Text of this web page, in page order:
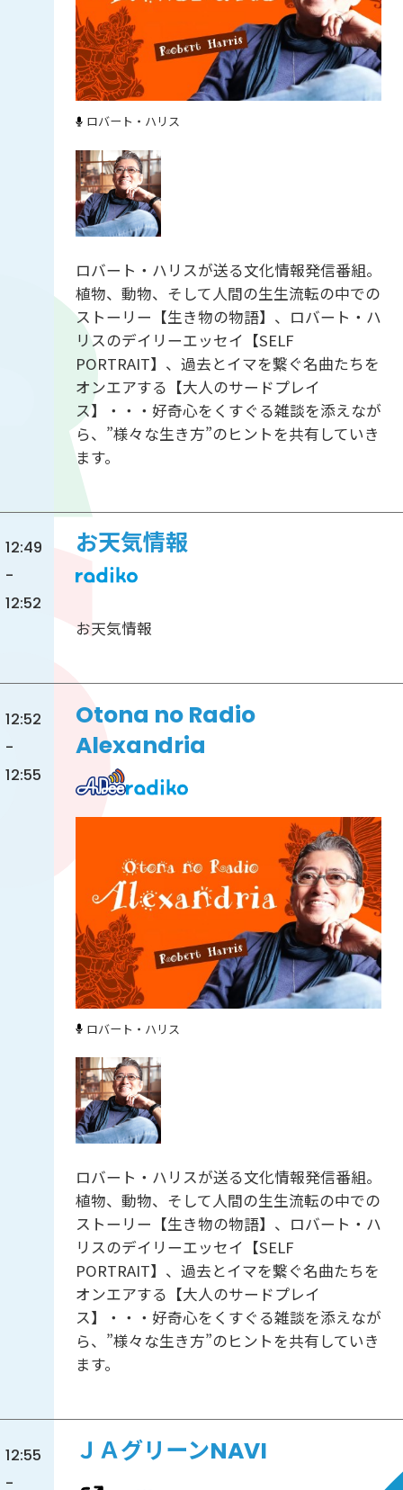
ロバート・ハリス
ロバート・ハリスが送る文化情報発信番組。
植物、動物、そして人間の生生流転の中での
ストーリー【生き物の物語】、ロバート・ハ
リスのデイリーエッセイ【SELF
PORTRAIT】、過去とイマを繋ぐ名曲たちを
オンエアする【大人のサードプレイ
ス】・・・好奇心をくすぐる雑談を添えなが
ら、”様々な生き方”のヒントを共有していき
ます。
12:49
-
12:52
お天気情報
お天気情報
12:52
-
12:55
Otona no Radio
Alexandria
ロバート・ハリス
ロバート・ハリスが送る文化情報発信番組。
植物、動物、そして人間の生生流転の中での
ストーリー【生き物の物語】、ロバート・ハ
リスのデイリーエッセイ【SELF
PORTRAIT】、過去とイマを繋ぐ名曲たちを
オンエアする【大人のサードプレイ
ス】・・・好奇心をくすぐる雑談を添えなが
ら、”様々な生き方”のヒントを共有していき
ます。
12:55
-
ＪＡグリーンNAVI